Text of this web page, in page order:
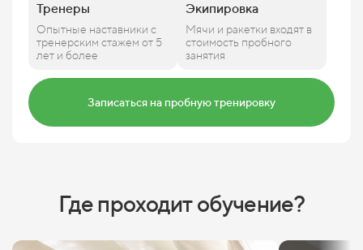
Тренеры
Опытные наставники с
тренерским стажем от 5
лет и более
Экипировка
Мячи и ракетки входят в
стоимость пробного
занятия
Записаться на пробную тренировку
Где проходит обучение?